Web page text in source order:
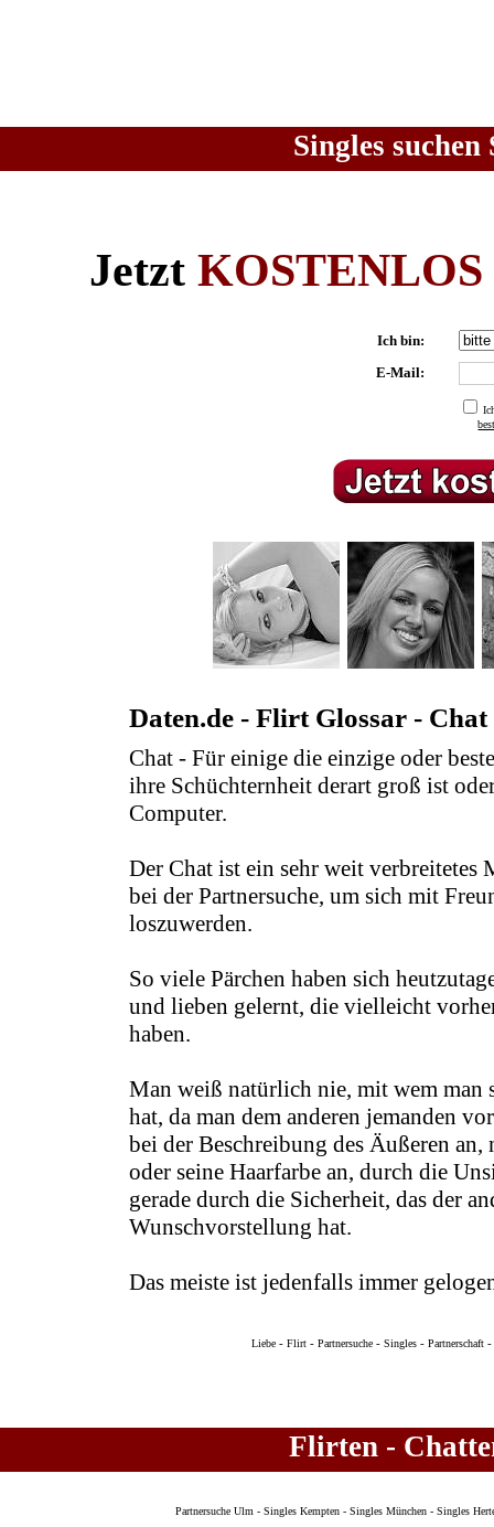
Singles
Jetzt KOSTENLOS
Ich bin:
E-Mail:
Daten.de - Flirt Glossar - Chat
Chat - Für einige die einzige oder
ihre Schüchternheit derart groß ist
Computer.
Der Chat ist ein sehr weit
bei der Partnersuche, um sich mit
loszuwerden.
So viele Pärchen haben sich
und lieben gelernt, die vielleicht
haben.
Man weiß natürlich nie, mit wem man
hat, da man dem anderen jemanden
bei der Beschreibung des Äußeren
oder seine Haarfarbe an, durch die
gerade durch die Sicherheit, das der
Wunschvorstellung hat.
Das meiste ist jedenfalls immer
Liebe -Flirt -Partnersuche -Singles -Partnerschaft
Flirten -
Partnersuche Ulm -Singles Kempten -Singles München -Singles